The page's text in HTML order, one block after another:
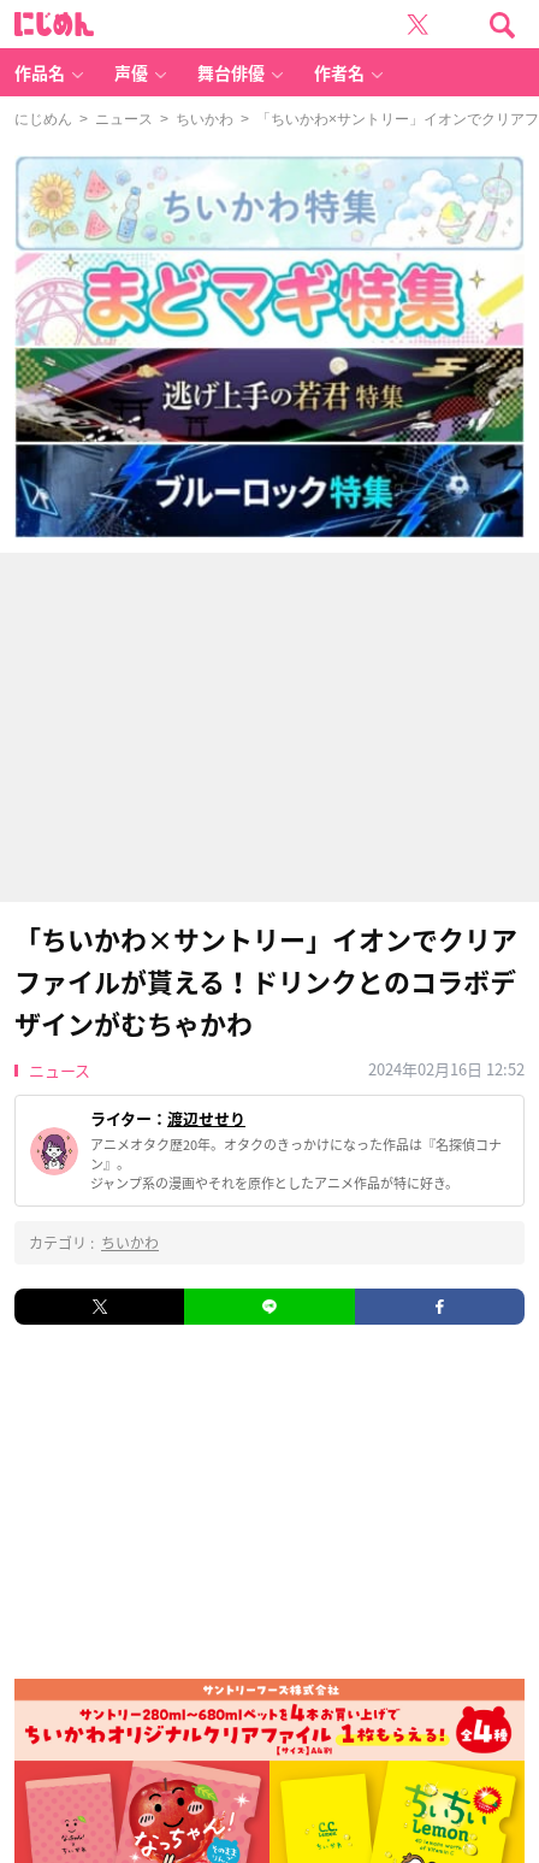
作品名 声優 舞台俳優 作者名
にじめん > ニュース > ちいかわ > 「ちいかわ×サントリー」イオンでクリア
「ちいかわ×サントリー」イオンでクリア
ファイルが貰える！ドリンクとのコラボデ
ザインがむちゃかわ
ニュース 2024年02月16日 12:52
ライター： 渡辺せせり
アニメオタク歴20年。オタクのきっかけになった作品は『名探偵コナ
ン』。
ジャンプ系の漫画やそれを原作としたアニメ作品が特に好き。
カテゴリ : ちいかわ